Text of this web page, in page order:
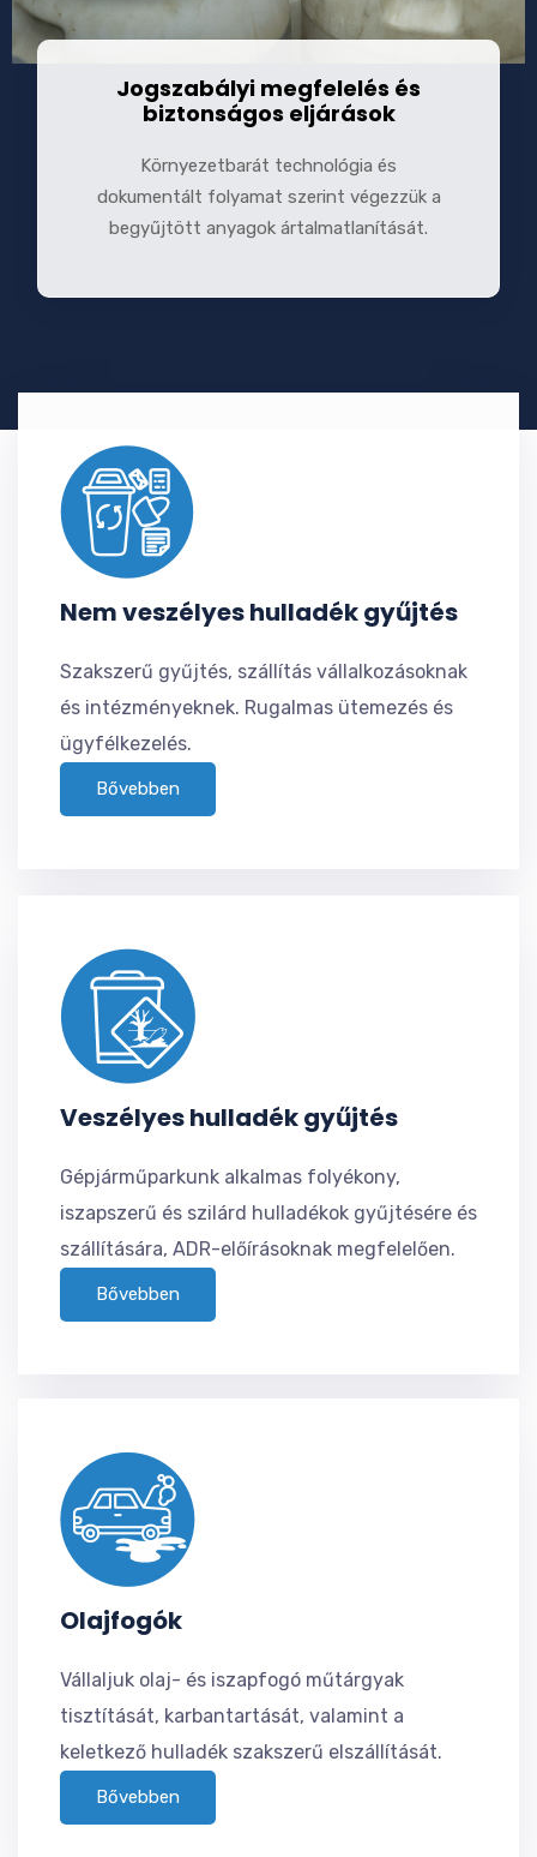
Jogszabályi megfelelés és
biztonságos eljárások
Környezetbarát technológia és
dokumentált folyamat szerint végezzük a
begyűjtött anyagok ártalmatlanítását.
Nem veszélyes hulladék gyűjtés
Szakszerű gyűjtés, szállítás vállalkozásoknak
és intézményeknek. Rugalmas ütemezés és
ügyfélkezelés.
Bővebben
Veszélyes hulladék gyűjtés
Gépjárműparkunk alkalmas folyékony,
iszapszerű és szilárd hulladékok gyűjtésére és
szállítására, ADR-előírásoknak megfelelően.
Bővebben
Olajfogók
Vállaljuk olaj- és iszapfogó műtárgyak
tisztítását, karbantartását, valamint a
keletkező hulladék szakszerű elszállítását.
Bővebben